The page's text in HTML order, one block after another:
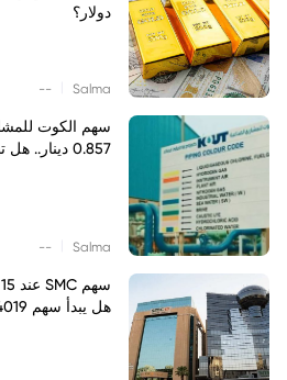
دولار؟
Salma
--
0.857 دينار.. هل تبدأ مرحلة تعافٍ جديدة؟
Salma
--
هل يبدأ سهم 4019 التعافي؟